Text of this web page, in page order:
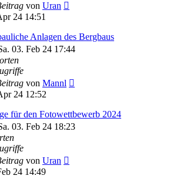
von Uran
24 14:51
Anlagen des Bergbaus
03. Feb 24 17:44
von Mannl
24 12:52
für den Fotowettbewerb 2024
03. Feb 24 18:23
von Uran
24 14:49